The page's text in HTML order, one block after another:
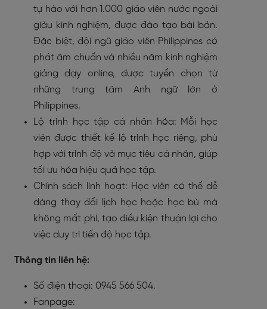
tự hào với hơn 1.000 giáo viên nước ngoài
giàu kinh nghiệm, được đào tạo bài bản.
Đặc biệt, đội ngũ giáo viên Philippines có
phát âm chuẩn và nhiều năm kinh nghiệm
giảng dạy online, được tuyển chọn từ
những trung tâm Anh ngữ lớn ở
Philippines.
Lộ trình học tập cá nhân hóa: Mỗi học
viên được thiết kế lộ trình học riêng, phù
hợp với trình độ và mục tiêu cá nhân, giúp
tối ưu hóa hiệu quả học tập.
Chính sách linh hoạt: Học viên có thể dễ
dàng thay đổi lịch học hoặc học bù mà
không mất phí, tạo điều kiện thuận lợi cho
việc duy trì tiến độ học tập.
Thông tin liên hệ:
Số điện thoại: 0945 566 504.
Fanpage: